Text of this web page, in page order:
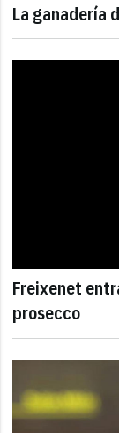
La ganadería
Freixenet
prosecco